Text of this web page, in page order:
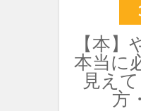
【本
本当に
見え
方